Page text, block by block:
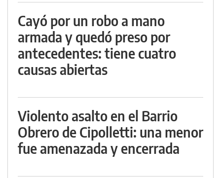
Cayó por un robo a mano
armada y quedó preso por
antecedentes: tiene cuatro
causas abiertas
Violento asalto en el Barrio
Obrero de Cipolletti: una menor
fue amenazada y encerrada